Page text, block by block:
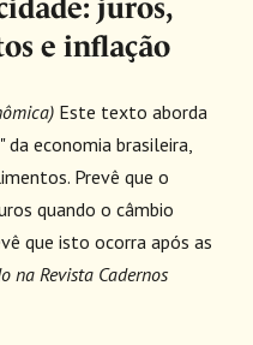
juros,
e inflação
Este texto aborda
economia brasileira,
Prevê que o
quando o câmbio
que isto ocorra após as
na Revista Cadernos